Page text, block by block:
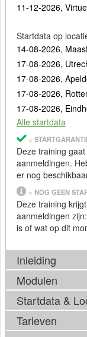
11-12-2026,
Startdata op
14-08-2026,
17-08-2026,
17-08-2026,
17-08-2026,
17-08-2026,
Alle startdata
=
Deze training
aanmeldingen.
er nog
= NOG GEEN
Deze training
aanmeldingen
is of wat op dit
Inleiding
Een storing in een
hebben. Denk
netwerkuitval die
het cruciaal dat
Modulen
Tijdens de
basis
ontwikkelingen op
Startdata &
Kies uit 6
Tarieven